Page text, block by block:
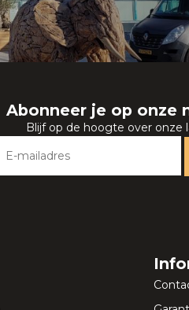
Abonneer je op onze
Blijf op de hoogte over onze